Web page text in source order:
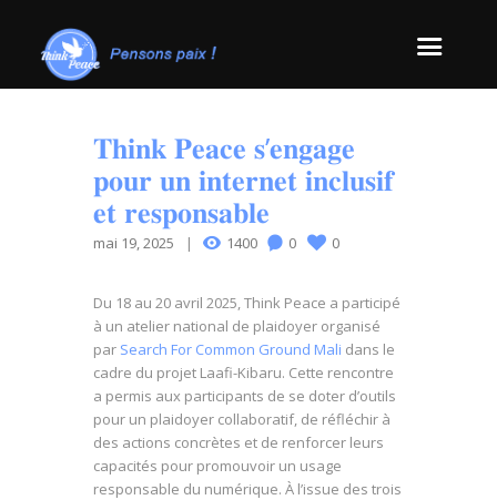
𝐓𝐡𝐢𝐧𝐤 𝐏𝐞𝐚𝐜𝐞 𝐬’𝐞𝐧𝐠𝐚𝐠𝐞
𝐩𝐨𝐮𝐫 𝐮𝐧 𝐢𝐧𝐭𝐞𝐫𝐧𝐞𝐭 𝐢𝐧𝐜𝐥𝐮𝐬𝐢𝐟
𝐞𝐭 𝐫𝐞𝐬𝐩𝐨𝐧𝐬𝐚𝐛𝐥𝐞
mai 19, 2025 1400 0 0
Du 18 au 20 avril 2025, Think Peace a participé
à un atelier national de plaidoyer organisé
par Search For Common Ground Mali dans le
cadre du projet Laafi-Kibaru. Cette rencontre
a permis aux participants de se doter d’outils
pour un plaidoyer collaboratif, de réfléchir à
des actions concrètes et de renforcer leurs
capacités pour promouvoir un usage
responsable du numérique. À l’issue des trois